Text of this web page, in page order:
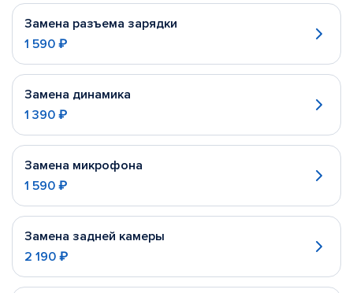
Замена разъема зарядки
1 590 ₽
Замена динамика
1 390 ₽
Замена микрофона
1 590 ₽
Замена задней камеры
2 190 ₽